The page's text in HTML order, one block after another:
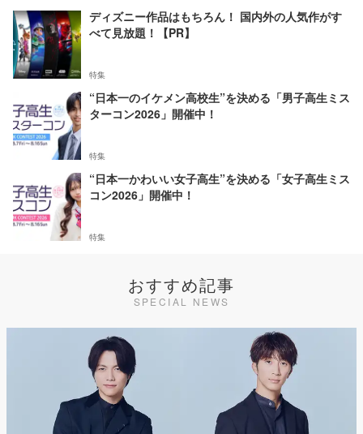
ディズニー作品はもちろん！ 国内外の人気作がす
べて見放題！【PR】
特集
“日本一のイケメン高校生”を決める「男子高生ミス
ターコン2026」開催中！
特集
“日本一かわいい女子高生”を決める「女子高生ミス
コン2026」開催中！
特集
おすすめ記事
SPECIAL NEWS